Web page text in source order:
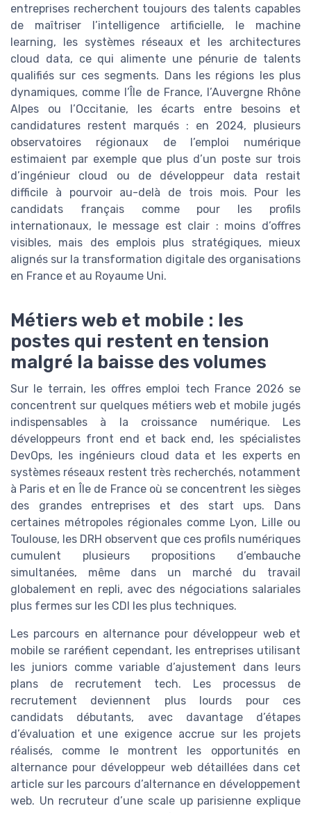
entreprises recherchent toujours des talents capables
de maîtriser l’intelligence artificielle, le machine
learning, les systèmes réseaux et les architectures
cloud data, ce qui alimente une pénurie de talents
qualifiés sur ces segments. Dans les régions les plus
dynamiques, comme l’Île de France, l’Auvergne Rhône
Alpes ou l’Occitanie, les écarts entre besoins et
candidatures restent marqués : en 2024, plusieurs
observatoires régionaux de l’emploi numérique
estimaient par exemple que plus d’un poste sur trois
d’ingénieur cloud ou de développeur data restait
difficile à pourvoir au-delà de trois mois. Pour les
candidats français comme pour les profils
internationaux, le message est clair : moins d’offres
visibles, mais des emplois plus stratégiques, mieux
alignés sur la transformation digitale des organisations
en France et au Royaume Uni.
Métiers web et mobile : les
postes qui restent en tension
malgré la baisse des volumes
Sur le terrain, les offres emploi tech France 2026 se
concentrent sur quelques métiers web et mobile jugés
indispensables à la croissance numérique. Les
développeurs front end et back end, les spécialistes
DevOps, les ingénieurs cloud data et les experts en
systèmes réseaux restent très recherchés, notamment
à Paris et en Île de France où se concentrent les sièges
des grandes entreprises et des start ups. Dans
certaines métropoles régionales comme Lyon, Lille ou
Toulouse, les DRH observent que ces profils numériques
cumulent plusieurs propositions d’embauche
simultanées, même dans un marché du travail
globalement en repli, avec des négociations salariales
plus fermes sur les CDI les plus techniques.
Les parcours en alternance pour développeur web et
mobile se raréfient cependant, les entreprises utilisant
les juniors comme variable d’ajustement dans leurs
plans de recrutement tech. Les processus de
recrutement deviennent plus lourds pour ces
candidats débutants, avec davantage d’étapes
d’évaluation et une exigence accrue sur les projets
réalisés, comme le montrent les opportunités en
alternance pour développeur web détaillées dans cet
article sur les parcours d’alternance en développement
web. Un recruteur d’une scale up parisienne explique